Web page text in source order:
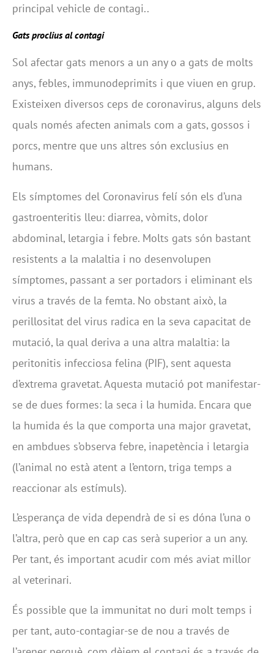
principal vehicle de contagi..
Gats proclius al contagi
Sol afectar gats menors a un any o a gats de molts
anys, febles, immunodeprimits i que viuen en grup.
Existeixen diversos ceps de coronavirus, alguns dels
quals només afecten animals com a gats, gossos i
porcs, mentre que uns altres són exclusius en
humans.
Els símptomes del Coronavirus felí són els d’una
gastroenteritis lleu: diarrea, vòmits, dolor
abdominal, letargia i febre. Molts gats són bastant
resistents a la malaltia i no desenvolupen
símptomes, passant a ser portadors i eliminant els
virus a través de la femta. No obstant això, la
perillositat del virus radica en la seva capacitat de
mutació, la qual deriva a una altra malaltia: la
peritonitis infecciosa felina (PIF), sent aquesta
d’extrema gravetat. Aquesta mutació pot manifestar-
se de dues formes: la seca i la humida. Encara que
la humida és la que comporta una major gravetat,
en ambdues s’observa febre, inapetència i letargia
(l’animal no està atent a l’entorn, triga temps a
reaccionar als estímuls).
L’esperança de vida dependrà de si es dóna l’una o
l’altra, però que en cap cas serà superior a un any.
Per tant, és important acudir com més aviat millor
al veterinari.
És possible que la immunitat no duri molt temps i
per tant, auto-contagiar-se de nou a través de